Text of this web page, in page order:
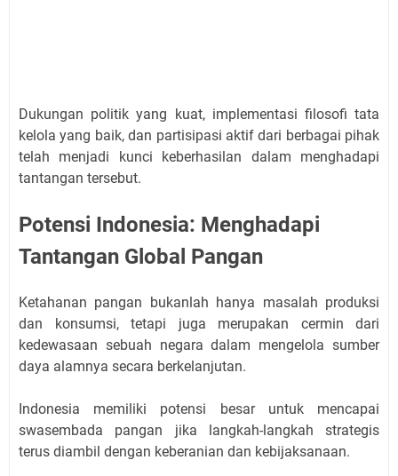
Dukungan politik yang kuat, implementasi filosofi tata
kelola yang baik, dan partisipasi aktif dari berbagai pihak
telah menjadi kunci keberhasilan dalam menghadapi
tantangan tersebut.
Potensi Indonesia: Menghadapi
Tantangan Global Pangan
Ketahanan pangan bukanlah hanya masalah produksi
dan konsumsi, tetapi juga merupakan cermin dari
kedewasaan sebuah negara dalam mengelola sumber
daya alamnya secara berkelanjutan.
Indonesia memiliki potensi besar untuk mencapai
swasembada pangan jika langkah-langkah strategis
terus diambil dengan keberanian dan kebijaksanaan.